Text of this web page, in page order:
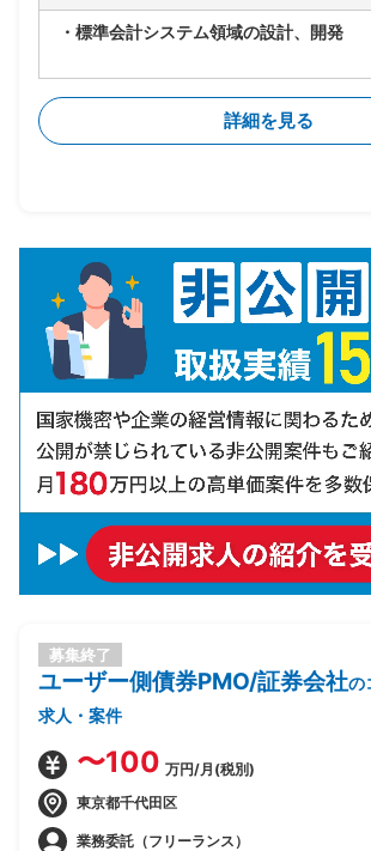
・標準会計システム領域の設計、開発
詳細を見る
募集終了
ユーザー側債券PMO/証券会社の
求人・案件
〜100 万円/月(税別)
東京都千代田区
業務委託（フリーランス）